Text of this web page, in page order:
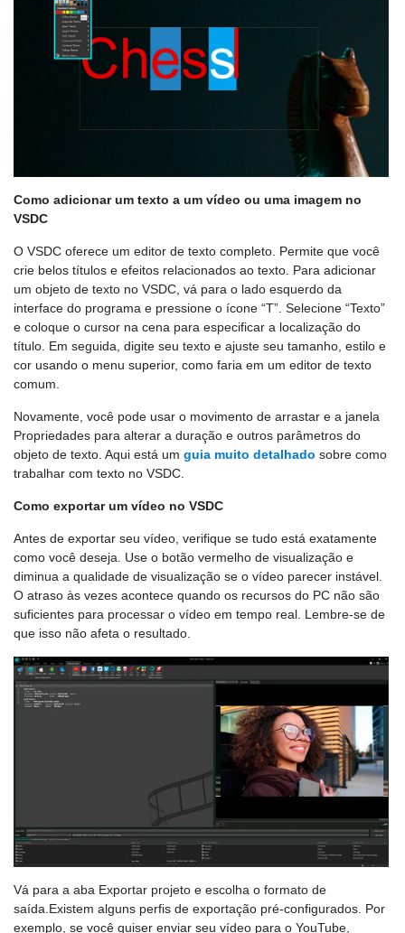
Como adicionar um texto a um vídeo ou uma imagem no
VSDC
O VSDC oferece um editor de texto completo. Permite que você
crie belos títulos e efeitos relacionados ao texto. Para adicionar
um objeto de texto no VSDC, vá para o lado esquerdo da
interface do programa e pressione o ícone “T”. Selecione “Texto”
e coloque o cursor na cena para especificar a localização do
título. Em seguida, digite seu texto e ajuste seu tamanho, estilo e
cor usando o menu superior, como faria em um editor de texto
comum.
Novamente, você pode usar o movimento de arrastar e a janela
Propriedades para alterar a duração e outros parâmetros do
objeto de texto. Aqui está um guia muito detalhado sobre como
trabalhar com texto no VSDC.
Como exportar um vídeo no VSDC
Antes de exportar seu vídeo, verifique se tudo está exatamente
como você deseja. Use o botão vermelho de visualização e
diminua a qualidade de visualização se o vídeo parecer instável.
O atraso às vezes acontece quando os recursos do PC não são
suficientes para processar o vídeo em tempo real. Lembre-se de
que isso não afeta o resultado.
Vá para a aba Exportar projeto e escolha o formato de
saída.Existem alguns perfis de exportação pré-configurados. Por
exemplo, se você quiser enviar seu vídeo para o YouTube,